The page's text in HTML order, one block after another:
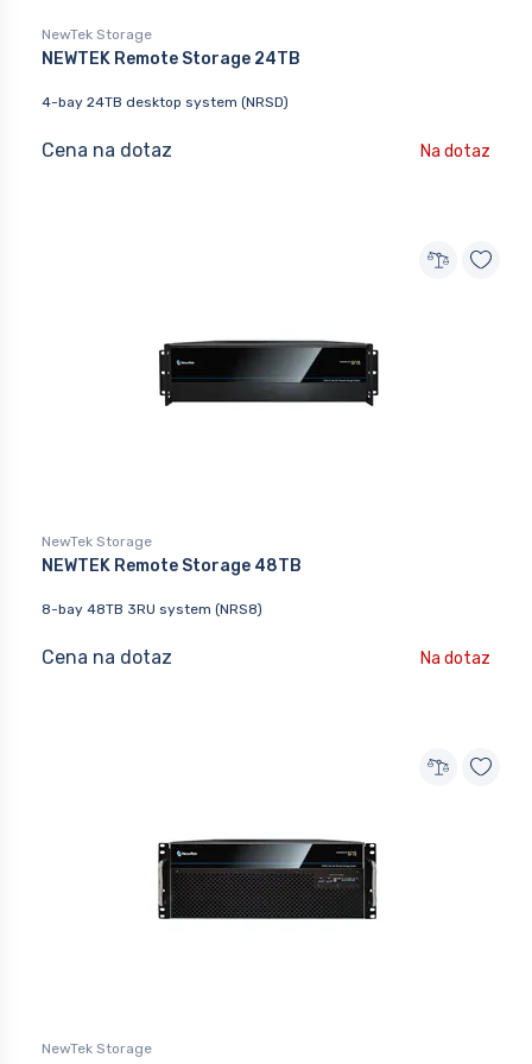
NewTek Storage
NEWTEK Remote Storage 24TB
4-bay 24TB desktop system (NRSD)
Cena na dotaz Na dotaz
NewTek Storage
NEWTEK Remote Storage 48TB
8-bay 48TB 3RU system (NRS8)
Cena na dotaz Na dotaz
NewTek Storage